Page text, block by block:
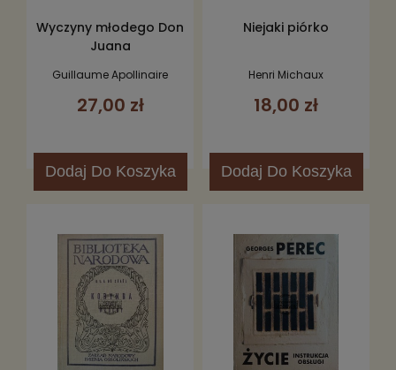
Wyczyny młodego Don
Juana
Guillaume Apollinaire
27,00 zł
Dodaj Do Koszyka
Niejaki piórko
Henri Michaux
18,00 zł
Dodaj Do Koszyka